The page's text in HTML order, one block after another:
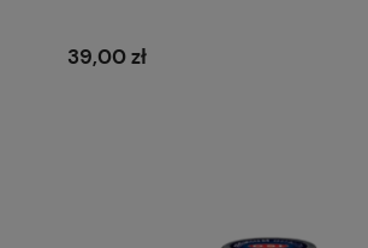
39,00 zł